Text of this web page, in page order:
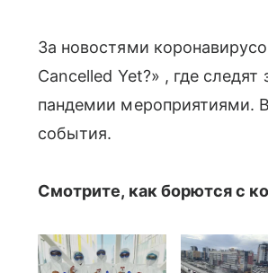
За новостями
Cancelled Yet?» , где
пандемии мероприятиями.
события.
Смотрите, как борются с